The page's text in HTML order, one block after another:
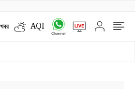
AQI